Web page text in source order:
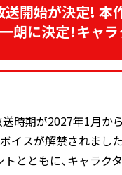
開始が決定! 本
朗に決定！キャ
時期が2027年1月か
イスが解禁されまし
とともに、キャラク